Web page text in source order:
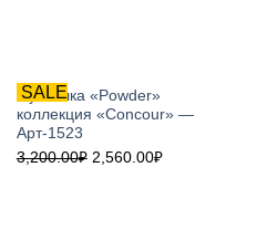
SALE
Футболка «Powder»
коллекция «Concour» —
Арт-1523
3,200.00₽ 2,560.00₽